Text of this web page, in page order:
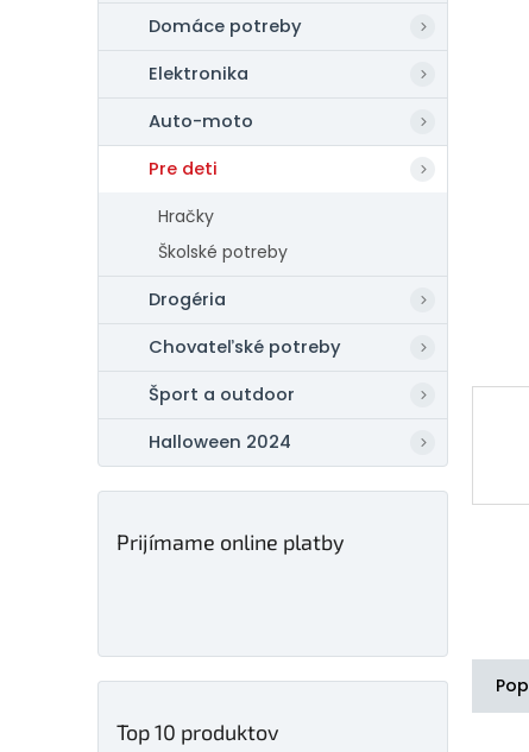
Domáce potreby
Elektronika
Auto-moto
Pre deti
Hračky
Školské potreby
Drogéria
Chovateľské potreby
Šport a outdoor
Halloween 2024
Prijímame online platby
Top 10 produktov